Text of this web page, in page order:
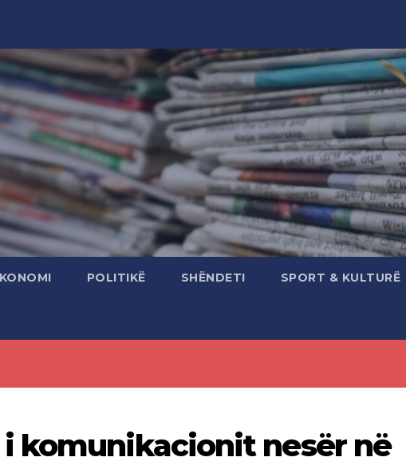
POLITIKË SHËNDETI SPORT & KULTURË
komunikacionit nesër në